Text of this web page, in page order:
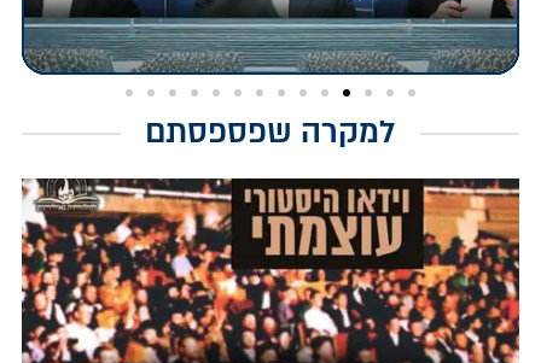
למקרה שפספסתם